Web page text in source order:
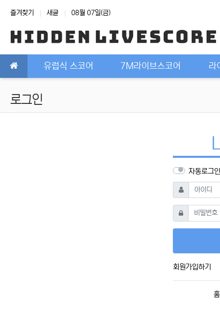
상단 네비
즐겨찾기 새글 08월 07일(금)
메인 메뉴유럽식 스코어 7M라이브스코어 라
로그인
자동로그인
아이디
필수
비밀번호필수
회원가입하기